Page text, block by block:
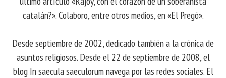
catalán?». Colaboro, entre otros medios, en «El Pregó».
Desde septiembre de 2002, dedicado también a la crónica de
asuntos religiosos. Desde el 22 de septiembre de 2008, el
blog In saecula saeculorum navega por las redes sociales. El